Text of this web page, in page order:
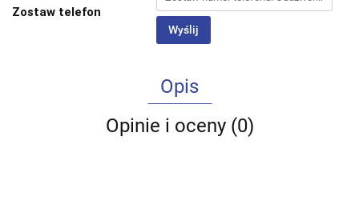
Zostaw telefon
Wyślij
Opis
Opinie i oceny (0)